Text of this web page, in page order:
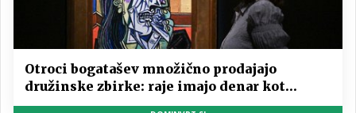
Otroci bogatašev množično prodajajo
družinske zbirke: raje imajo denar kot
umetnine